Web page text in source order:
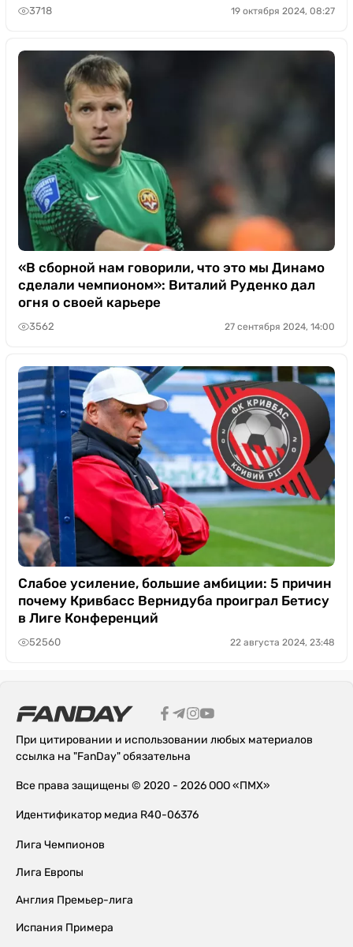
3718 19 октября 2024, 08:27
«В сборной нам говорили, что это мы Динамо
сделали чемпионом»: Виталий Руденко дал
огня о своей карьере
3562 27 сентября 2024, 14:00
Слабое усиление, большие амбиции: 5 причин
почему Кривбасс Вернидуба проиграл Бетису
в Лиге Конференций
52560 22 августа 2024, 23:48
При цитировании и использовании любых материалов
ссылка на "FanDay" обязательна
Все права защищены © 2020 - 2026 ООО «ПМХ»
Идентификатор медиа R40-06376
Лига Чемпионов
Лига Европы
Англия Премьер-лига
Испания Примера